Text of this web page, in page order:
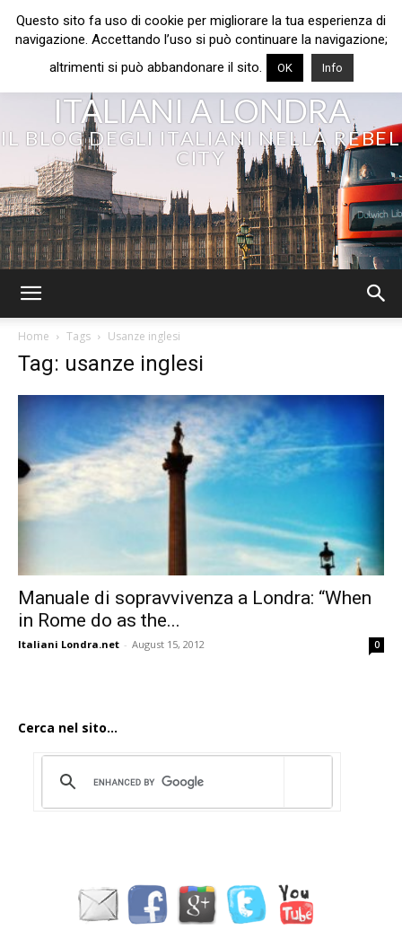
ITALIANI A LONDRA
IL BLOG DEGLI ITALIANI NELLA REBEL
CITY
Home Tags Usanze inglesi
Tag: usanze inglesi
Manuale di sopravvivenza a Londra: “When
in Rome do as the...
Italiani Londra.net - August 15, 2012 0
Cerca nel sito...
Questo sito fa uso di cookie per migliorare la tua esperienza di
navigazione. Accettando l’uso si può continuare la navigazione;
altrimenti si può abbandonare il sito.
OK Info